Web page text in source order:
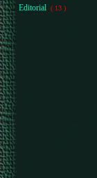
Editorial ( 13 )